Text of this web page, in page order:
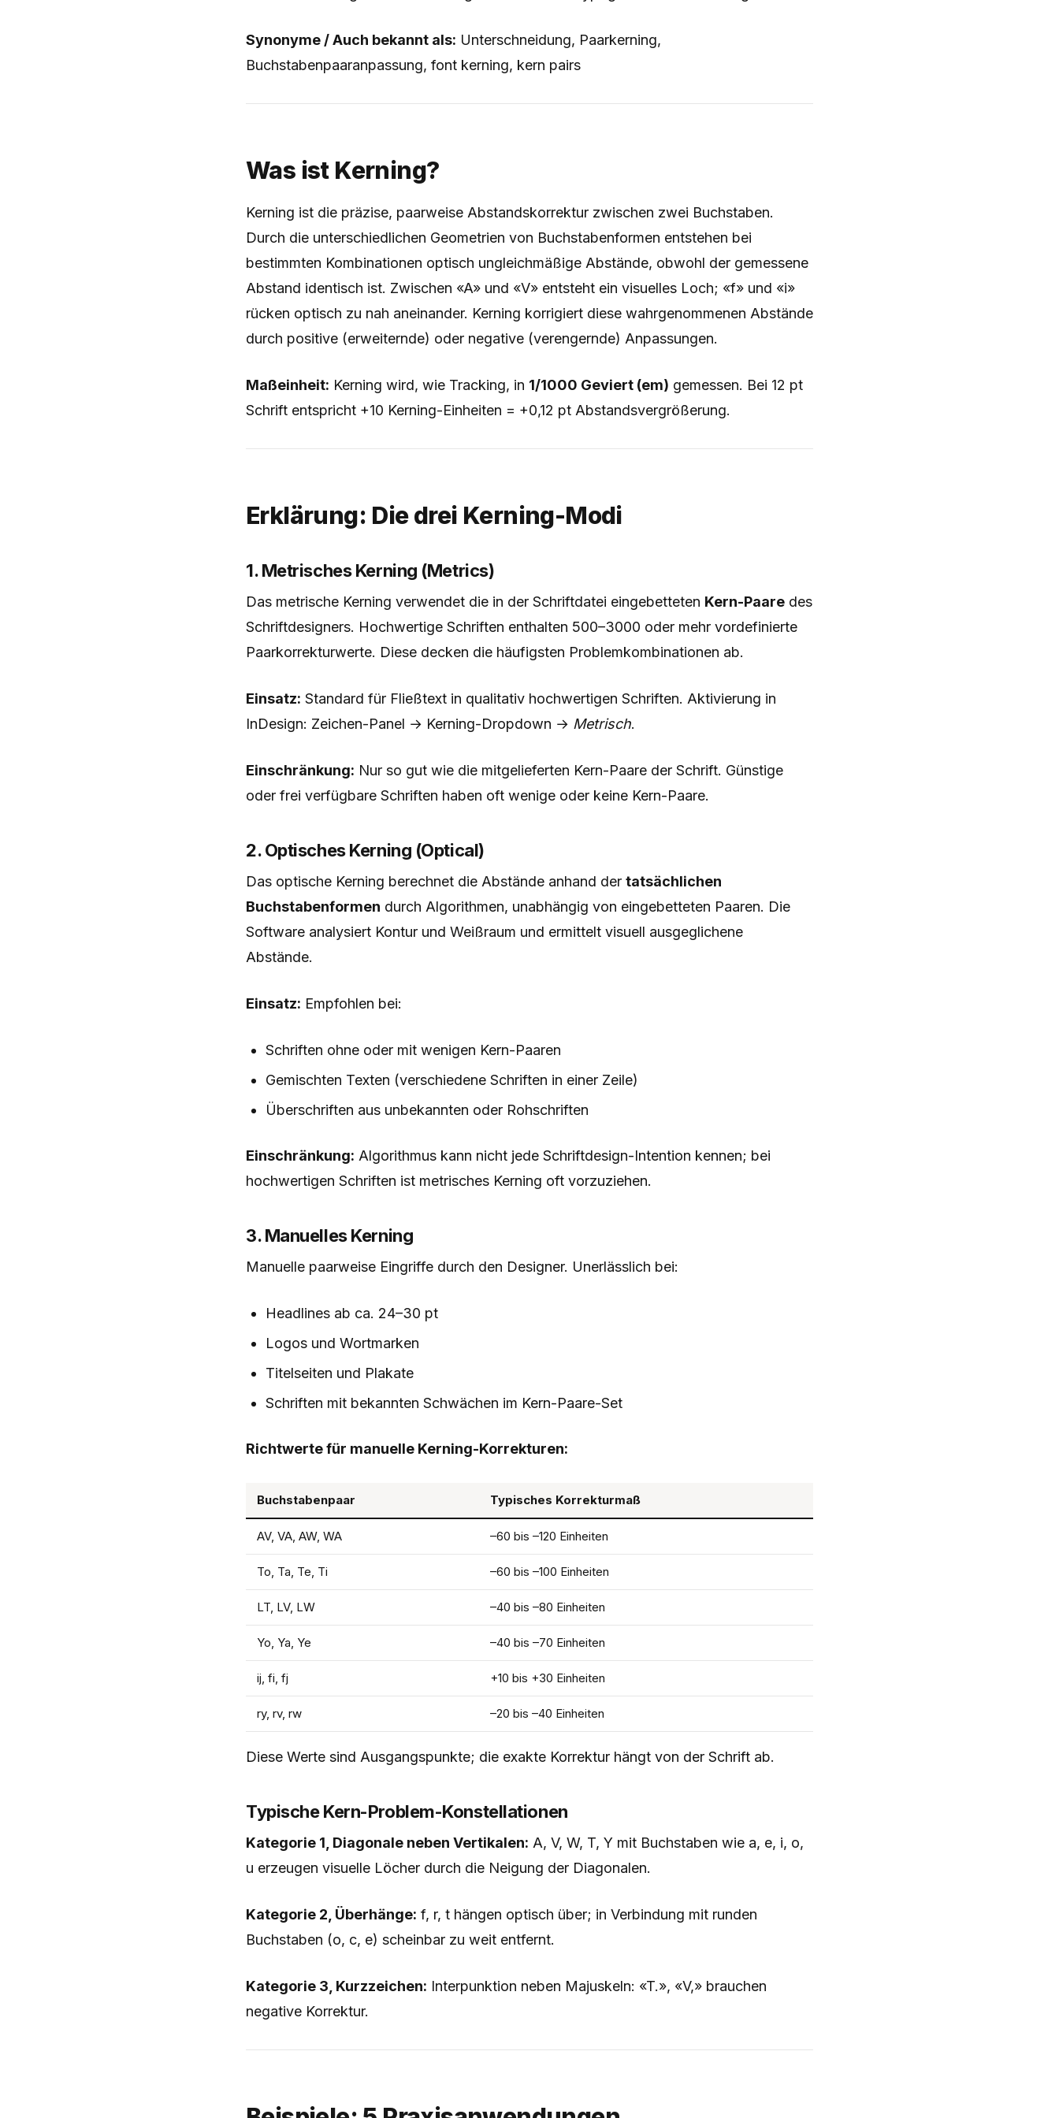
Synonyme / Auch bekannt als: Unterschneidung, Paarkerning,
Buchstabenpaaranpassung, font kerning, kern pairs
Was ist Kerning?
Kerning ist die präzise, paarweise Abstandskorrektur zwischen zwei Buchstaben.
Durch die unterschiedlichen Geometrien von Buchstabenformen entstehen bei
bestimmten Kombinationen optisch ungleichmäßige Abstände, obwohl der gemessene
Abstand identisch ist. Zwischen «A» und «V» entsteht ein visuelles Loch; «f» und «i»
rücken optisch zu nah aneinander. Kerning korrigiert diese wahrgenommenen Abstände
durch positive (erweiternde) oder negative (verengernde) Anpassungen.
Maßeinheit: Kerning wird, wie Tracking, in 1/1000 Geviert (em) gemessen. Bei 12 pt
Schrift entspricht +10 Kerning-Einheiten = +0,12 pt Abstandsvergrößerung.
Erklärung: Die drei Kerning-Modi
1. Metrisches Kerning (Metrics)
Das metrische Kerning verwendet die in der Schriftdatei eingebetteten Kern-Paare des
Schriftdesigners. Hochwertige Schriften enthalten 500–3000 oder mehr vordefinierte
Paarkorrekturwerte. Diese decken die häufigsten Problemkombinationen ab.
Einsatz: Standard für Fließtext in qualitativ hochwertigen Schriften. Aktivierung in
InDesign: Zeichen-Panel → Kerning-Dropdown → Metrisch.
Einschränkung: Nur so gut wie die mitgelieferten Kern-Paare der Schrift. Günstige
oder frei verfügbare Schriften haben oft wenige oder keine Kern-Paare.
2. Optisches Kerning (Optical)
Das optische Kerning berechnet die Abstände anhand der tatsächlichen
Buchstabenformen durch Algorithmen, unabhängig von eingebetteten Paaren. Die
Software analysiert Kontur und Weißraum und ermittelt visuell ausgeglichene
Abstände.
Einsatz: Empfohlen bei:
Schriften ohne oder mit wenigen Kern-Paaren
Gemischten Texten (verschiedene Schriften in einer Zeile)
Überschriften aus unbekannten oder Rohschriften
Einschränkung: Algorithmus kann nicht jede Schriftdesign-Intention kennen; bei
hochwertigen Schriften ist metrisches Kerning oft vorzuziehen.
3. Manuelles Kerning
Manuelle paarweise Eingriffe durch den Designer. Unerlässlich bei:
Headlines ab ca. 24–30 pt
Logos und Wortmarken
Titelseiten und Plakate
Schriften mit bekannten Schwächen im Kern-Paare-Set
Richtwerte für manuelle Kerning-Korrekturen:
Buchstabenpaar Typisches Korrekturmaß
AV, VA, AW, WA –60 bis –120 Einheiten
To, Ta, Te, Ti –60 bis –100 Einheiten
LT, LV, LW –40 bis –80 Einheiten
Yo, Ya, Ye –40 bis –70 Einheiten
ij, fi, fj +10 bis +30 Einheiten
ry, rv, rw –20 bis –40 Einheiten
Diese Werte sind Ausgangspunkte; die exakte Korrektur hängt von der Schrift ab.
Typische Kern-Problem-Konstellationen
Kategorie 1, Diagonale neben Vertikalen: A, V, W, T, Y mit Buchstaben wie a, e, i, o,
u erzeugen visuelle Löcher durch die Neigung der Diagonalen.
Kategorie 2, Überhänge: f, r, t hängen optisch über; in Verbindung mit runden
Buchstaben (o, c, e) scheinbar zu weit entfernt.
Kategorie 3, Kurzzeichen: Interpunktion neben Majuskeln: «T.», «V,» brauchen
negative Korrektur.